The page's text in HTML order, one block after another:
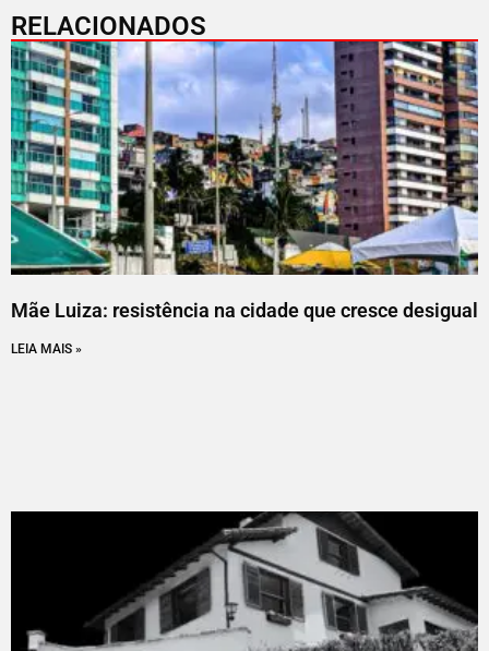
RELACIONADOS
Mãe Luiza: resistência na cidade que cresce desigual
LEIA MAIS »